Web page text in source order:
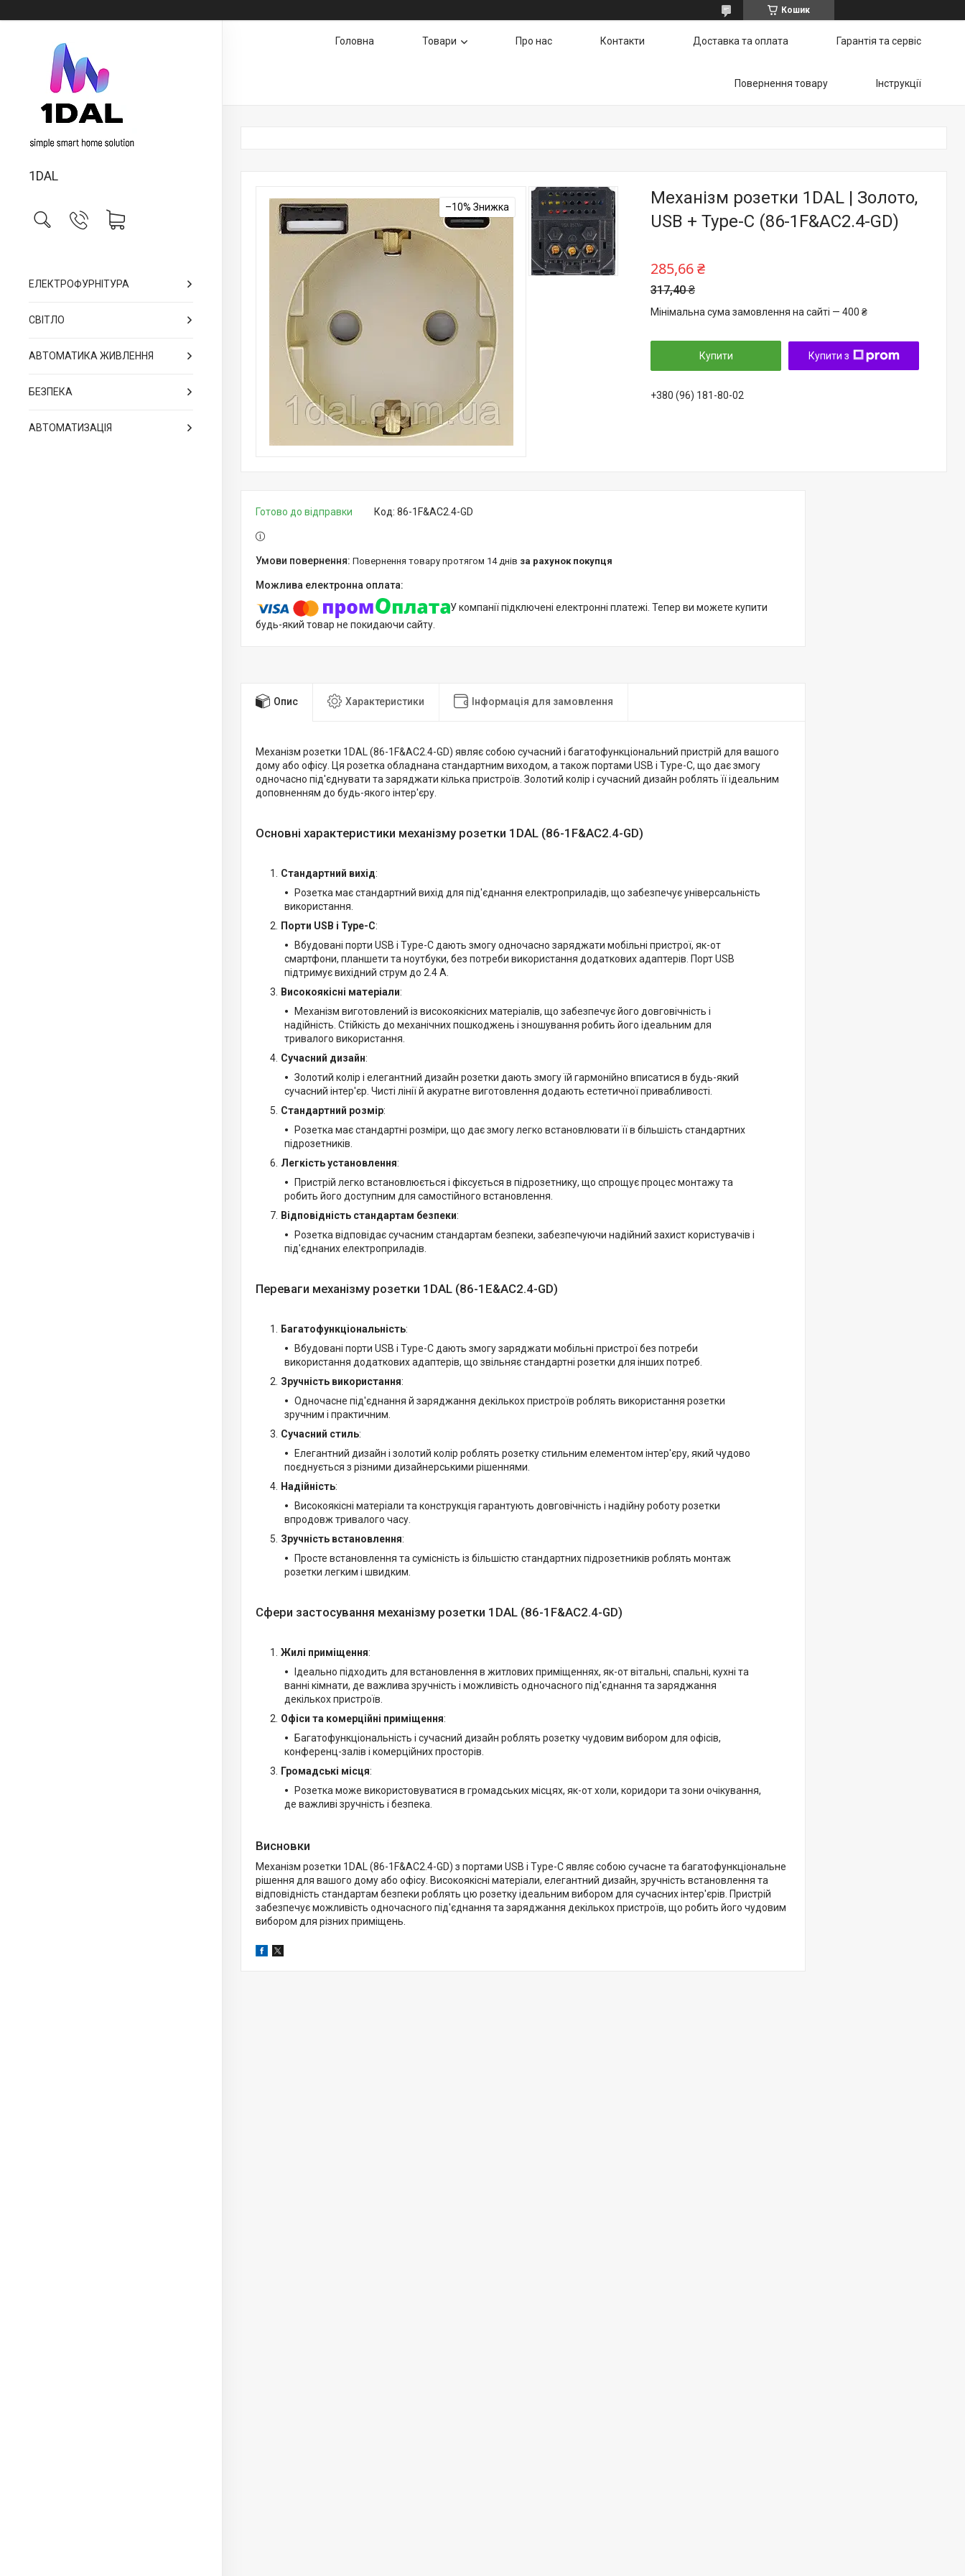
Кошик
1DAL
ЕЛЕКТРОФУРНІТУРА
СВІТЛО
АВТОМАТИКА ЖИВЛЕННЯ
БЕЗПЕКА
АВТОМАТИЗАЦІЯ
Головна Товари Про нас Контакти Доставка та оплата Гарантія та сервіс
Повернення товару Інструкції
–10%
Механізм розетки 1DAL | Золото,
USB + Type-C (86-1F&AC2.4-GD)
317,40 ₴
285,66 ₴
Мінімальна сума замовлення на сайті — 400 ₴
Купити Купити з
+380 (96) 181-80-02
Готово до відправки Код: 86-1F&AC2.4-GD
повернення товару протягом 14 днів за рахунок покупця
У компанії підключені електронні платежі. Тепер ви можете купити
будь-який товар не покидаючи сайту.
Опис Характеристики Інформація для замовлення
Механізм розетки 1DAL (86-1F&AC2.4-GD) являє собою сучасний і багатофункціональний пристрій для вашого
дому або офісу. Ця розетка обладнана стандартним виходом, а також портами USB і Type-C, що дає змогу
одночасно під'єднувати та заряджати кілька пристроїв. Золотий колір і сучасний дизайн роблять її ідеальним
доповненням до будь-якого інтер'єру.
Основні характеристики механізму розетки 1DAL (86-1F&AC2.4-GD)
Стандартний вихід:
Розетка має стандартний вихід для під'єднання електроприладів, що забезпечує універсальність
використання.
Порти USB і Type-C:
Вбудовані порти USB і Type-C дають змогу одночасно заряджати мобільні пристрої, як-от
смартфони, планшети та ноутбуки, без потреби використання додаткових адаптерів. Порт USB
підтримує вихідний струм до 2.4 А.
Високоякісні матеріали:
Механізм виготовлений із високоякісних матеріалів, що забезпечує його довговічність і
надійність. Стійкість до механічних пошкоджень і зношування робить його ідеальним для
тривалого використання.
Сучасний дизайн:
Золотий колір і елегантний дизайн розетки дають змогу їй гармонійно вписатися в будь-який
сучасний інтер'єр. Чисті лінії й акуратне виготовлення додають естетичної привабливості.
Стандартний розмір:
Розетка має стандартні розміри, що дає змогу легко встановлювати її в більшість стандартних
підрозетників.
Легкість установлення:
Пристрій легко встановлюється і фіксується в підрозетнику, що спрощує процес монтажу та
робить його доступним для самостійного встановлення.
Відповідність стандартам безпеки:
Розетка відповідає сучасним стандартам безпеки, забезпечуючи надійний захист користувачів і
під'єднаних електроприладів.
Переваги механізму розетки 1DAL (86-1E&AC2.4-GD)
Багатофункціональність:
Вбудовані порти USB і Type-C дають змогу заряджати мобільні пристрої без потреби
використання додаткових адаптерів, що звільняє стандартні розетки для інших потреб.
Зручність використання:
Одночасне під'єднання й заряджання декількох пристроїв роблять використання розетки
зручним і практичним.
Сучасний стиль:
Елегантний дизайн і золотий колір роблять розетку стильним елементом інтер'єру, який чудово
поєднується з різними дизайнерськими рішеннями.
Надійність:
Високоякісні матеріали та конструкція гарантують довговічність і надійну роботу розетки
впродовж тривалого часу.
Зручність встановлення:
Просте встановлення та сумісність із більшістю стандартних підрозетників роблять монтаж
розетки легким і швидким.
Сфери застосування механізму розетки 1DAL (86-1F&AC2.4-GD)
Жилі приміщення:
Ідеально підходить для встановлення в житлових приміщеннях, як-от вітальні, спальні, кухні та
ванні кімнати, де важлива зручність і можливість одночасного під'єднання та заряджання
декількох пристроїв.
Офіси та комерційні приміщення:
Багатофункціональність і сучасний дизайн роблять розетку чудовим вибором для офісів,
конференц-залів і комерційних просторів.
Громадські місця:
Розетка може використовуватися в громадських місцях, як-от холи, коридори та зони очікування,
де важливі зручність і безпека.
Висновки
Механізм розетки 1DAL (86-1F&AC2.4-GD) з портами USB і Type-C являє собою сучасне та багатофункціональне
рішення для вашого дому або офісу. Високоякісні матеріали, елегантний дизайн, зручність встановлення та
відповідність стандартам безпеки роблять цю розетку ідеальним вибором для сучасних інтер'єрів. Пристрій
забезпечує можливість одночасного під'єднання та заряджання декількох пристроїв, що робить його чудовим
вибором для різних приміщень.